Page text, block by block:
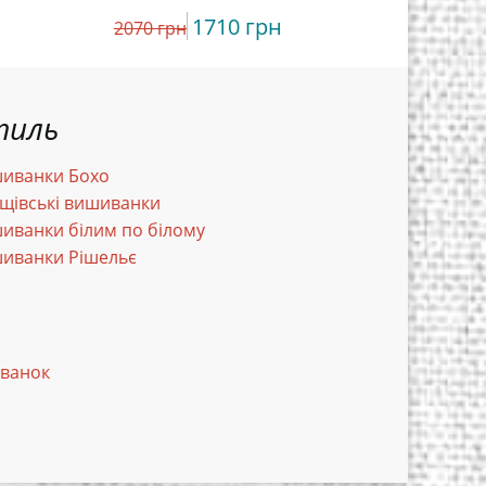
2070 грн 1710 грн 5454
Бохо
вишиванки
білим по білому
Рішельє